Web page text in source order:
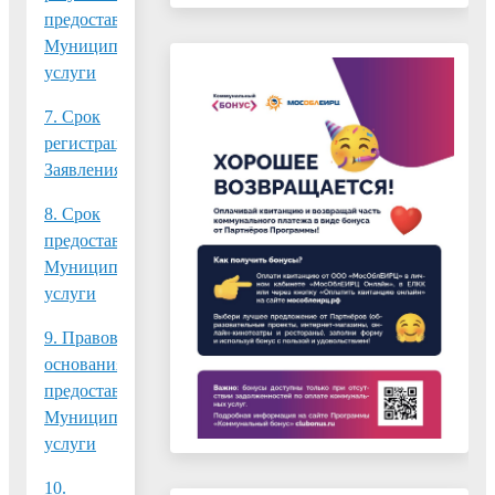
предоставления
Муниципальной
услуги
7. Срок
регистрации
Заявления
8. Срок
предоставления
Муниципальной
услуги
9. Правовые
основания
предоставления
Муниципальной
услуги
10.